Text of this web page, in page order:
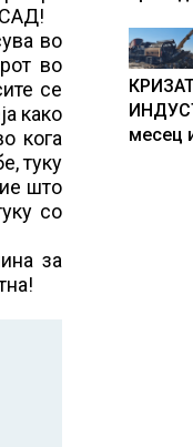
САД!
во
во
се
како
кога
туку
што
со
за
месец